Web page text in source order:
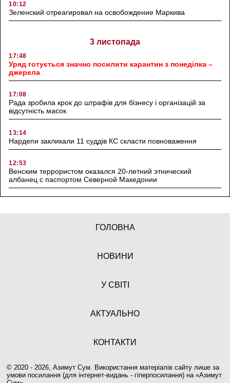
10:12
Зеленский отреагировал на освобождение Маркива
3 листопада
17:48
Уряд готується значно посилити карантин з понеділка –
джерела
17:08
Рада зробила крок до штрафів для бізнесу і організацій за
відсутність масок
13:14
Нардепи закликали 11 суддів КС скласти повноваження
12:53
Венским террористом оказался 20-летний этнический
албанец с паспортом Северной Македонии
ГОЛОВНА
НОВИНИ
У СВІТІ
АКТУАЛЬНО
КОНТАКТИ
© 2020 - 2026, Азимут Сум. Використання матеріалів сайту лише за
умови посилання (для інтернет-видань - гіперпосилання) на «Азимут